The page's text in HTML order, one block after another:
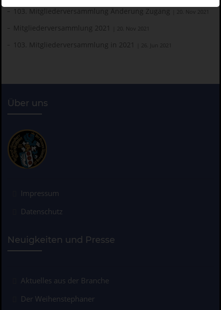
103. Mitgliederversammlung Änderung Zugang | 20. Nov 2021
Mitgliederversammlung 2021 | 20. Nov 2021
103. Mitgliederversammlung in 2021 | 26. Jun 2021
Über uns
Impressum
Datenschutz
Neuigkeiten und Presse
Aktuelles aus der Branche
Der Weihenstephaner